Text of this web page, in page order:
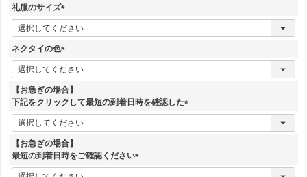
)
礼服のサイズ
(
必
須
)
ネクタイの色
(
必
須
)
【お急ぎの場合】
下記をクリックして最短の到着日時を確認した
(
必
【お急ぎの場合】
最短の到着日時をご確認ください
(